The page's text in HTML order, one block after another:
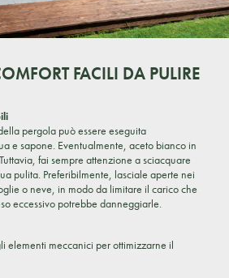
FACILI DA PULIRE
pergola può essere eseguita
e sapone. Eventualmente, aceto bianco in
fai sempre attenzione a sciacquare
pulita. Preferibilmente, lasciale aperte nei
o neve, in modo da limitare il carico che
eccessivo potrebbe danneggiarle.
elementi meccanici per ottimizzarne il